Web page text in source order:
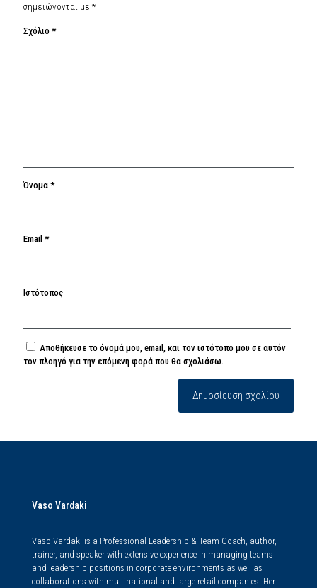
σημειώνονται με *
Σχόλιο *
Όνομα *
Email *
Ιστότοπος
Αποθήκευσε το όνομά μου, email, και τον ιστότοπο μου σε αυτόν
τον πλοηγό για την επόμενη φορά που θα σχολιάσω.
Vaso Vardaki
Vaso Vardaki is a Professional Leadership & Team Coach, author,
trainer, and speaker with extensive experience in managing teams
and leadership positions in corporate environments as well as
collaborations with multinational and large retail companies. Her